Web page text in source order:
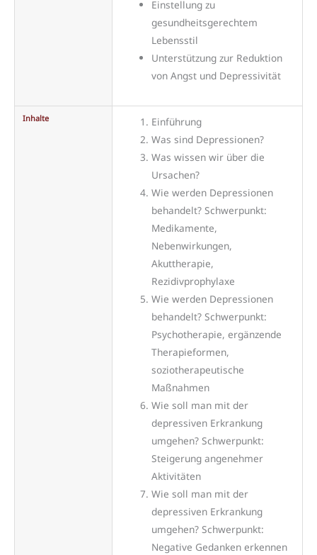
Einstellung zu
gesundheitsgerechtem
Lebensstil
Unterstützung zur Reduktion
von Angst und Depressivität
Inhalte
Einführung
Was sind Depressionen?
Was wissen wir über die
Ursachen?
Wie werden Depressionen
behandelt? Schwerpunkt:
Medikamente,
Nebenwirkungen,
Akuttherapie,
Rezidivprophylaxe
Wie werden Depressionen
behandelt? Schwerpunkt:
Psychotherapie, ergänzende
Therapieformen,
soziotherapeutische
Maßnahmen
Wie soll man mit der
depressiven Erkrankung
umgehen? Schwerpunkt:
Steigerung angenehmer
Aktivitäten
Wie soll man mit der
depressiven Erkrankung
umgehen? Schwerpunkt:
Negative Gedanken erkennen